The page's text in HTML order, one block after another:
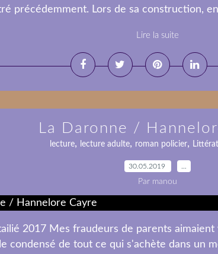
précédemment. Lors de sa construction,
Lire la suite
La Daronne /
lecture, lecture adulte, roman policier,
30.05.2019
Par manou
2017 Mes fraudeurs de parents
condensé de tout ce qui s'achète dans un